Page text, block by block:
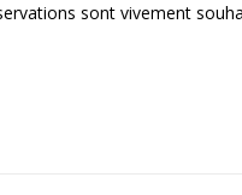
sont vivement